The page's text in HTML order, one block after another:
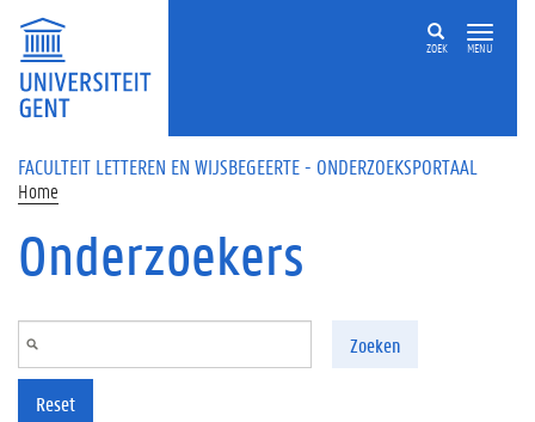
Overslaan en naar de inhoud gaan
ZOEK MENU
FACULTEIT LETTEREN EN WIJSBEGEERTE - ONDERZOEKSPORTAAL
Home
Onderzoekers
Zoeken
Reset